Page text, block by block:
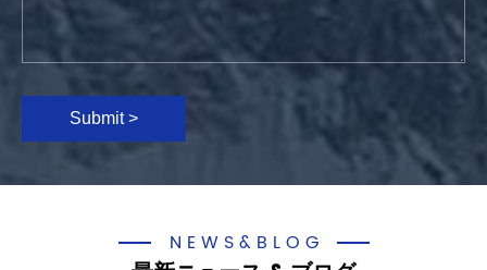
Submit >
NEWS&BLOG